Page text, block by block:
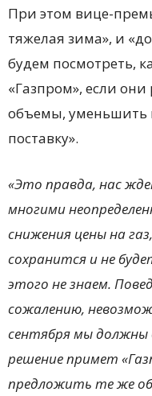
При этом вице-
тяжелая зима», и
будем посмотреть,
«Газпром», если
объемы, уменьшить
поставку».
«Это правда, нас
многими
снижения цены на
сохранится и не
этого не знаем.
сожалению,
сентября мы должны
решение примет
предложить те же